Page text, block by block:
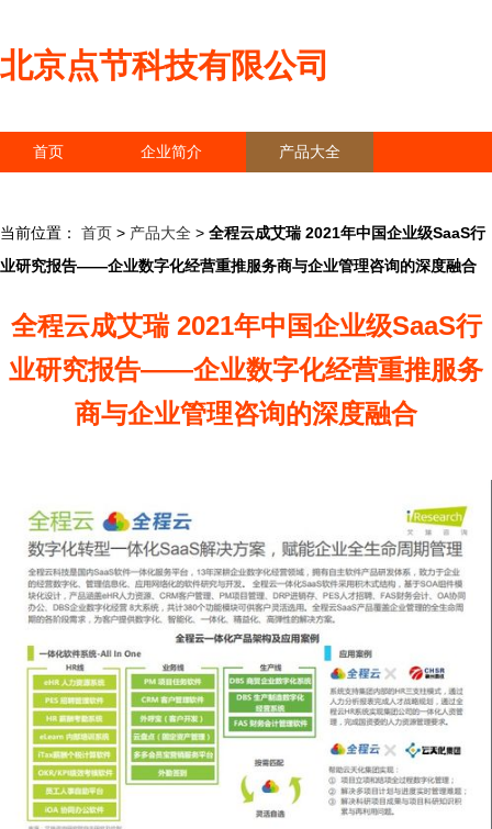
北京点节科技有限公司
首页 企业简介 产品大全
当前位置： 首页 > 产品大全 > 全程云成艾瑞 2021年中国企业级SaaS行
业研究报告——企业数字化经营重推服务商与企业管理咨询的深度融合
全程云成艾瑞 2021年中国企业级SaaS行
业研究报告——企业数字化经营重推服务
商与企业管理咨询的深度融合